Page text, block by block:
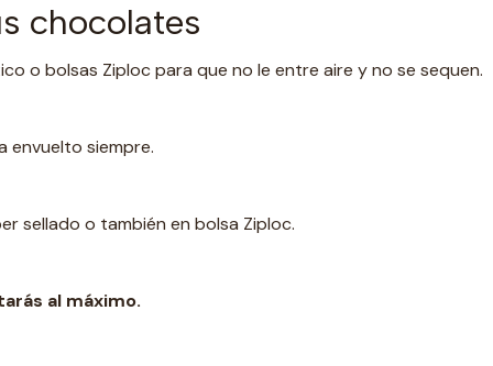
chocolates
o bolsas Ziploc para que no le entre aire y no se sequen.
envuelto siempre.
sellado o también en bolsa Ziploc.
al máximo.